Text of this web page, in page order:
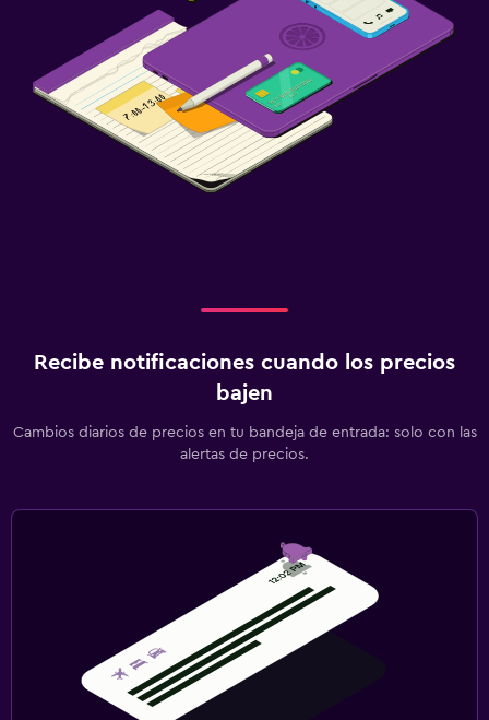
Recibe notificaciones cuando los precios
bajen
Cambios diarios de precios en tu bandeja de entrada: solo con las
alertas de precios.